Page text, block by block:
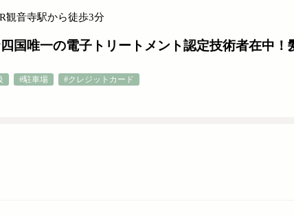
国唯一の電子トリートメント認定技術者在中！
#駐車場 #クレジットカード
観音寺駅から徒歩3分